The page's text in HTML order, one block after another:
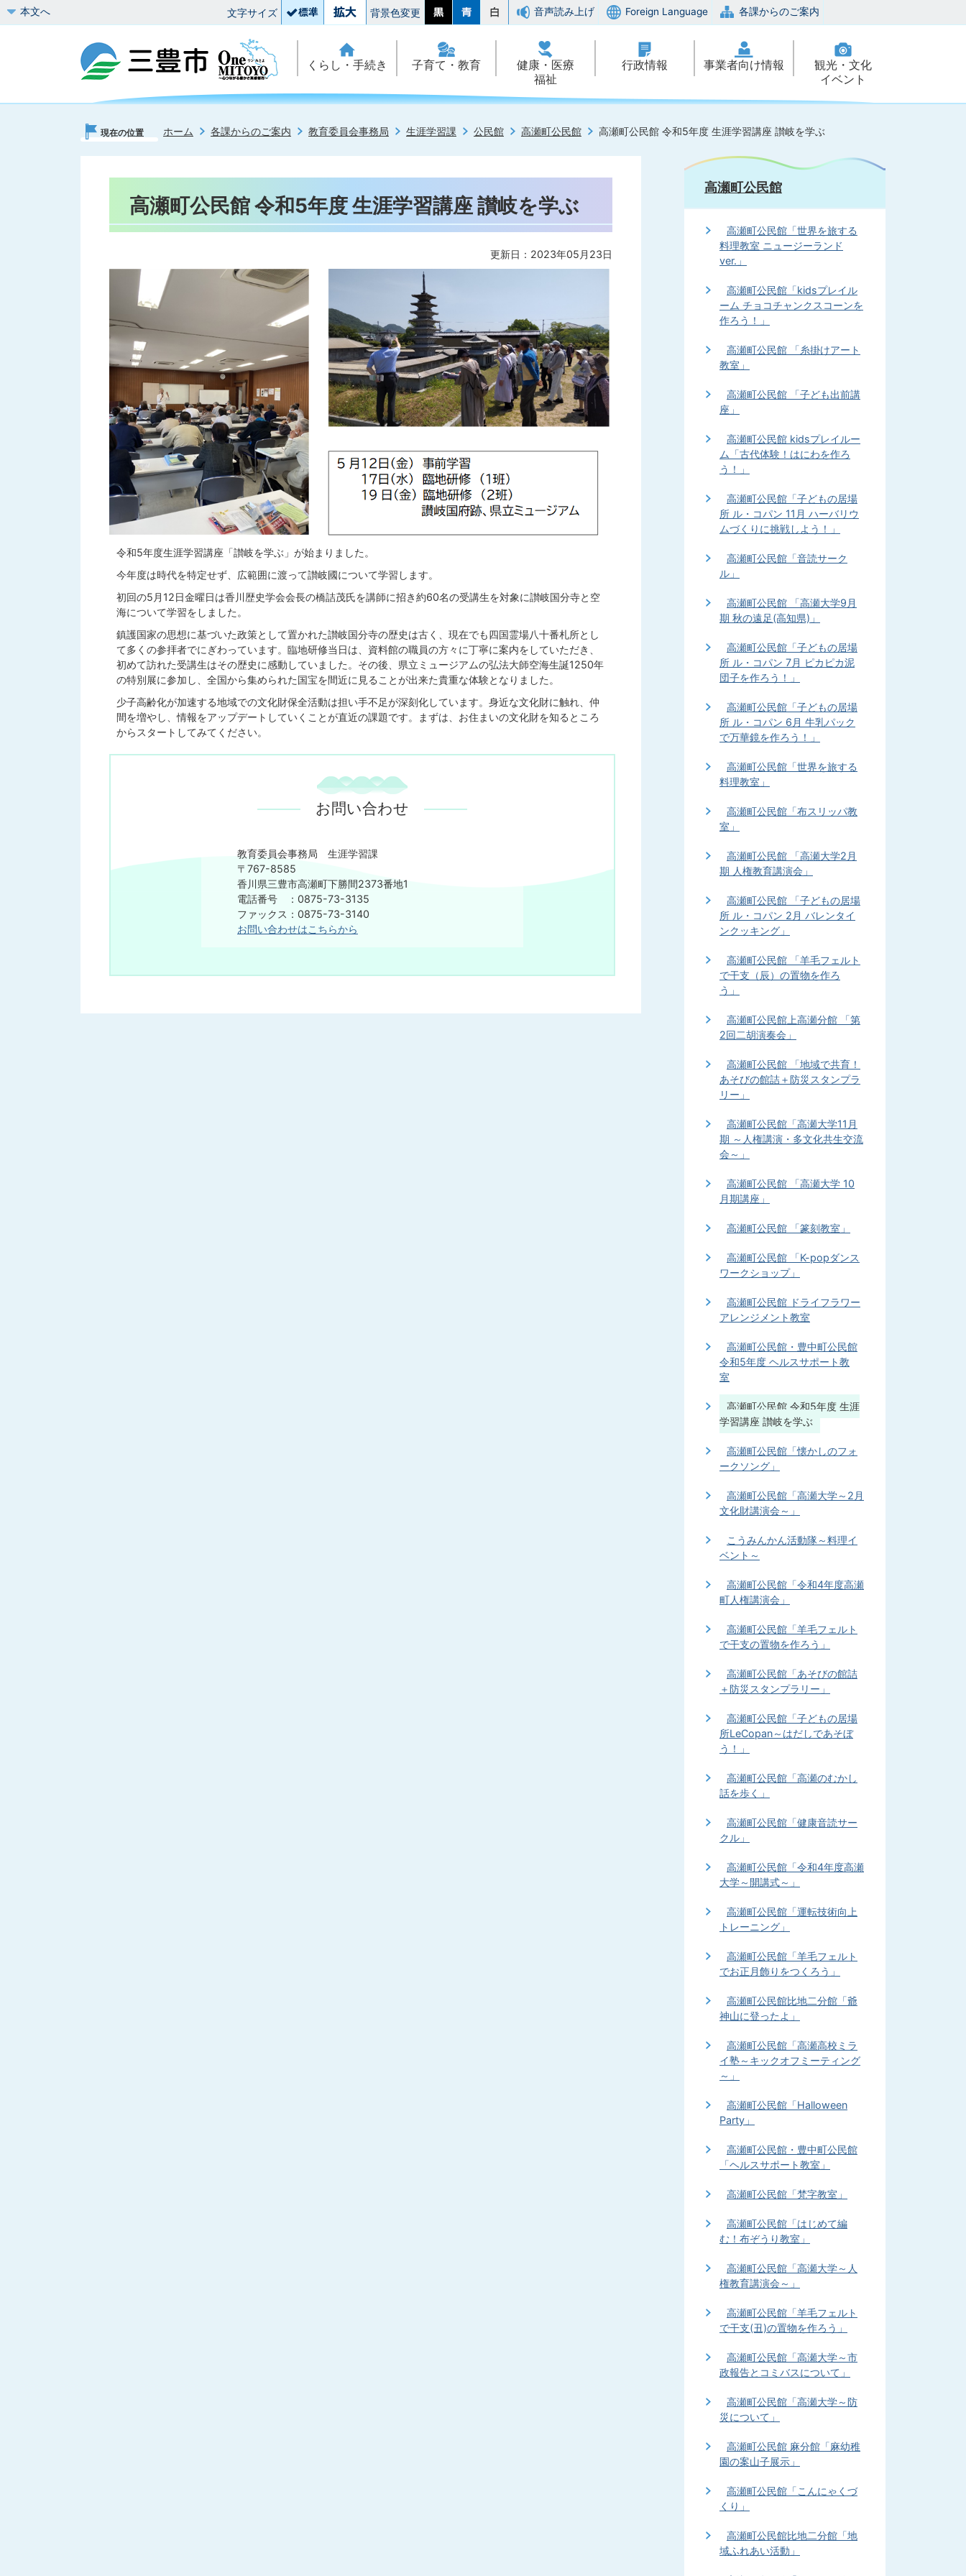
本文へ 文字サイズ 背景色変更 音声読み上げ Foreign Language 各課からのご案内
くらし・手続き 子育て・教育
健康・医療
福祉
行政情報 事業者向け情報
観光・文化
イベント
現在の位置 ホーム 各課からのご案内 教育委員会事務局 生涯学習課 公民館 高瀬町公民館 高瀬町公民館 令和5年度 生涯学習講座 讃岐を学ぶ
高瀬町公民館 令和5年度 生涯学習講座 讃岐を学ぶ
更新日：2023年05月23日
令和5年度生涯学習講座「讃岐を学ぶ」が始まりました。
今年度は時代を特定せず、広範囲に渡って讃岐國について学習します。
初回の5月12日金曜日は香川歴史学会会長の橋詰茂氏を講師に招き約60名の受講生を対象に讃岐国分寺と空
海について学習をしました。
鎮護国家の思想に基づいた政策として置かれた讃岐国分寺の歴史は古く、現在でも四国霊場八十番札所とし
て多くの参拝者でにぎわっています。臨地研修当日は、資料館の職員の方々に丁寧に案内をしていただき、
初めて訪れた受講生はその歴史に感動していました。その後、県立ミュージアムの弘法大師空海生誕1250年
の特別展に参加し、全国から集められた国宝を間近に見ることが出来た貴重な体験となりました。
少子高齢化が加速する地域での文化財保全活動は担い手不足が深刻化しています。身近な文化財に触れ、仲
間を増やし、情報をアップデートしていくことが直近の課題です。まずは、お住まいの文化財を知るところ
からスタートしてみてください。
お問い合わせ
教育委員会事務局 生涯学習課
〒767-8585
香川県三豊市高瀬町下勝間2373番地1
電話番号 ：0875-73-3135
ファックス：0875-73-3140
お問い合わせはこちらから
高瀬町公民館
高瀬町公民館「世界を旅する
料理教室 ニュージーランド
ver.」
高瀬町公民館「kidsプレイル
ーム チョコチャンクスコーンを
作ろう！」
高瀬町公民館 「糸掛けアート
教室」
高瀬町公民館 「子ども出前講
座」
高瀬町公民館 kidsプレイルー
ム「古代体験！はにわを作ろ
う！」
高瀬町公民館「子どもの居場
所 ル・コパン 11月 ハーバリウ
ムづくりに挑戦しよう！」
高瀬町公民館「音読サーク
ル」
高瀬町公民館 「高瀬大学9月
期 秋の遠足(高知県)」
高瀬町公民館「子どもの居場
所 ル・コパン 7月 ピカピカ泥
団子を作ろう！」
高瀬町公民館「子どもの居場
所 ル・コパン 6月 牛乳パック
で万華鏡を作ろう！」
高瀬町公民館「世界を旅する
料理教室」
高瀬町公民館「布スリッパ教
室」
高瀬町公民館 「高瀬大学2月
期 人権教育講演会」
高瀬町公民館 「子どもの居場
所 ル・コパン 2月 バレンタイ
ンクッキング」
高瀬町公民館 「羊毛フェルト
で干支（辰）の置物を作ろ
う」
高瀬町公民館上高瀬分館 「第
2回二胡演奏会」
高瀬町公民館 「地域で共育！
あそびの館詰＋防災スタンプラ
リー」
高瀬町公民館「高瀬大学11月
期 ～人権講演・多文化共生交流
会～」
高瀬町公民館 「高瀬大学 10
月期講座」
高瀬町公民館 「篆刻教室」
高瀬町公民館 「K-popダンス
ワークショップ」
高瀬町公民館 ドライフラワー
アレンジメント教室
高瀬町公民館・豊中町公民館
令和5年度 ヘルスサポート教
室
高瀬町公民館 令和5年度 生涯
学習講座 讃岐を学ぶ
高瀬町公民館「懐かしのフォ
ークソング」
高瀬町公民館「高瀬大学～2月
文化財講演会～」
こうみんかん活動隊～料理イ
ベント～
高瀬町公民館「令和4年度高瀬
町人権講演会」
高瀬町公民館「羊毛フェルト
で干支の置物を作ろう」
高瀬町公民館「あそびの館詰
＋防災スタンプラリー」
高瀬町公民館「子どもの居場
所LeCopan～はだしであそぼ
う！」
高瀬町公民館「高瀬のむかし
話を歩く」
高瀬町公民館「健康音読サー
クル」
高瀬町公民館「令和4年度高瀬
大学～開講式～」
高瀬町公民館「運転技術向上
トレーニング」
高瀬町公民館「羊毛フェルト
でお正月飾りをつくろう」
高瀬町公民館比地二分館「爺
神山に登ったよ」
高瀬町公民館「高瀬高校ミラ
イ塾～キックオフミーティング
～」
高瀬町公民館「Halloween
Party」
高瀬町公民館・豊中町公民館
「ヘルスサポート教室」
高瀬町公民館「梵字教室」
高瀬町公民館「はじめて編
む！布ぞうり教室」
高瀬町公民館「高瀬大学～人
権教育講演会～」
高瀬町公民館「羊毛フェルト
で干支(丑)の置物を作ろう」
高瀬町公民館「高瀬大学～市
政報告とコミバスについて」
高瀬町公民館「高瀬大学～防
災について」
高瀬町公民館 麻分館「麻幼稚
園の案山子展示」
高瀬町公民館「こんにゃくづ
くり」
高瀬町公民館比地二分館「地
域ふれあい活動」